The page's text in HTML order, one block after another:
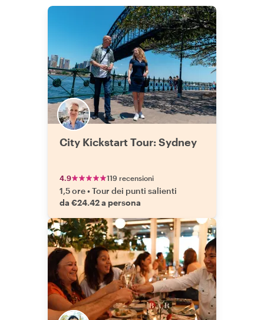
City Kickstart Tour: Sydney
4.9 119 recensioni
1,5 ore•Tour dei punti salienti
da €24.42 a persona